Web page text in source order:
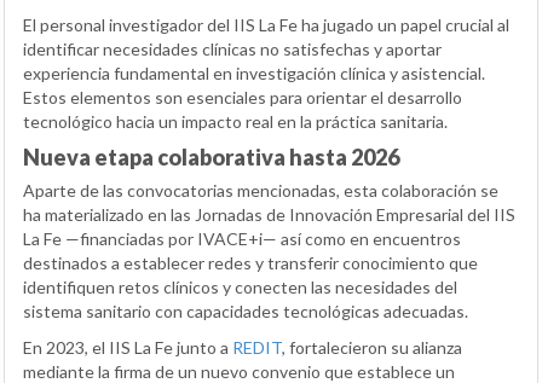
El personal investigador del IIS La Fe ha jugado un papel crucial al
identificar necesidades clínicas no satisfechas y aportar
experiencia fundamental en investigación clínica y asistencial.
Estos elementos son esenciales para orientar el desarrollo
tecnológico hacia un impacto real en la práctica sanitaria.
Nueva etapa colaborativa hasta 2026
Aparte de las convocatorias mencionadas, esta colaboración se
ha materializado en las Jornadas de Innovación Empresarial del IIS
La Fe —financiadas por IVACE+i— así como en encuentros
destinados a establecer redes y transferir conocimiento que
identifiquen retos clínicos y conecten las necesidades del
sistema sanitario con capacidades tecnológicas adecuadas.
En 2023, el IIS La Fe junto a REDIT, fortalecieron su alianza
mediante la firma de un nuevo convenio que establece un